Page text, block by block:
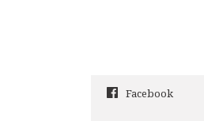
Facebook